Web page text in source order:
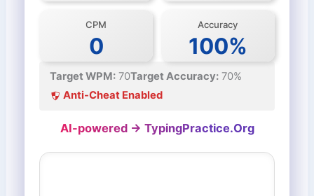
CPM
0
Accuracy
100%
Target WPM: 70Target Accuracy: 70%
Anti-Cheat Enabled
AI-powered → TypingPractice.Org